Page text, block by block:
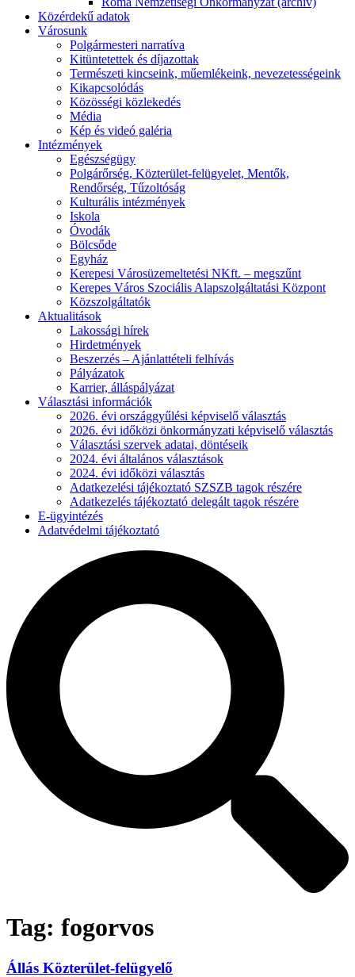
Közérdekű adatok
Városunk
Polgármesteri narratíva
Kitüntetettek és díjazottak
Természeti kincseink, műemlékeink, nevezetességeink
Kikapcsolódás
Közösségi közlekedés
Média
Kép és videó galéria
Intézmények
Egészségügy
Polgárőrség, Közterület-felügyelet, Mentők,
Rendőrség, Tűzoltóság
Kulturális intézmények
Iskola
Óvodák
Bölcsőde
Egyház
Kerepesi Városüzemeltetési NKft. – megszűnt
Kerepes Város Szociális Alapszolgáltatási Központ
Közszolgáltatók
Aktualitások
Lakossági hírek
Hirdetmények
Beszerzés – Ajánlattételi felhívás
Pályázatok
Karrier, álláspályázat
Választási információk
2026. évi országgyűlési képviselő választás
2026. évi időközi önkormányzati képviselő választás
Választási szervek adatai, döntéseik
2024. évi általános választások
2024. évi időközi választás
Adatkezelési tájékoztató SZSZB tagok részére
Adatkezelés tájékoztató delegált tagok részére
E-ügyintézés
Adatvédelmi tájékoztató
Tag: fogorvos
Állás Közterület-felügyelő